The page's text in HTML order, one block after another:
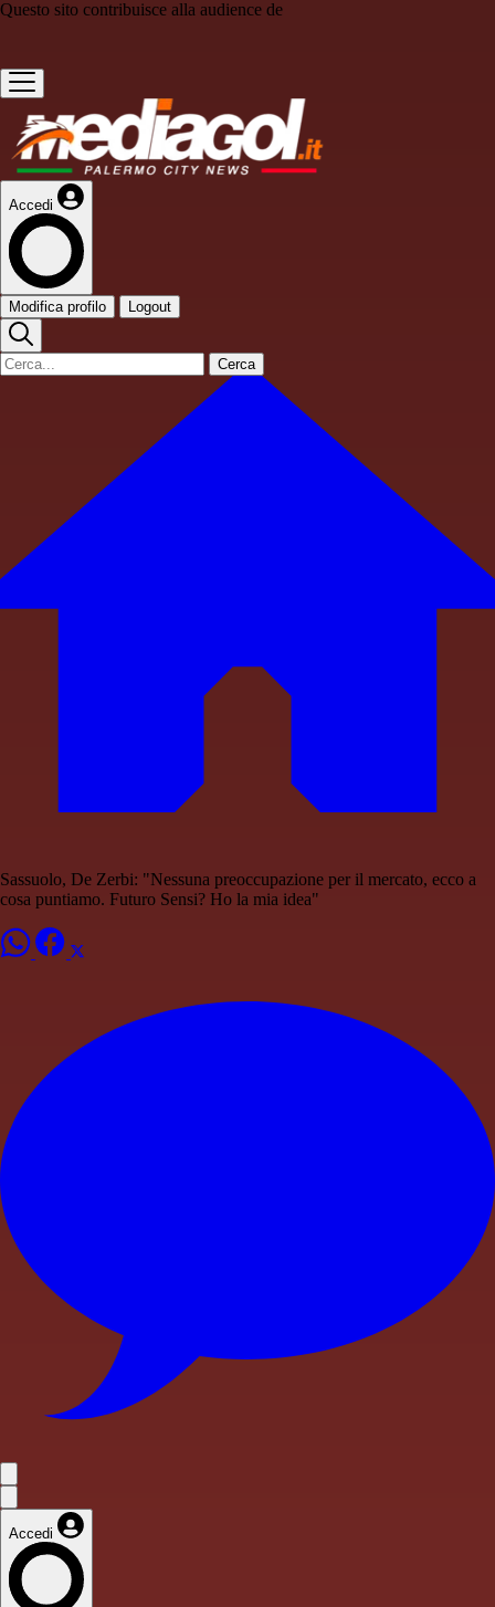
Questo sito contribuisce alla audience de
Accedi
Modifica profilo Logout
Cerca
Sassuolo, De Zerbi: "Nessuna preoccupazione per il mercato, ecco a
cosa puntiamo. Futuro Sensi? Ho la mia idea"
Accedi